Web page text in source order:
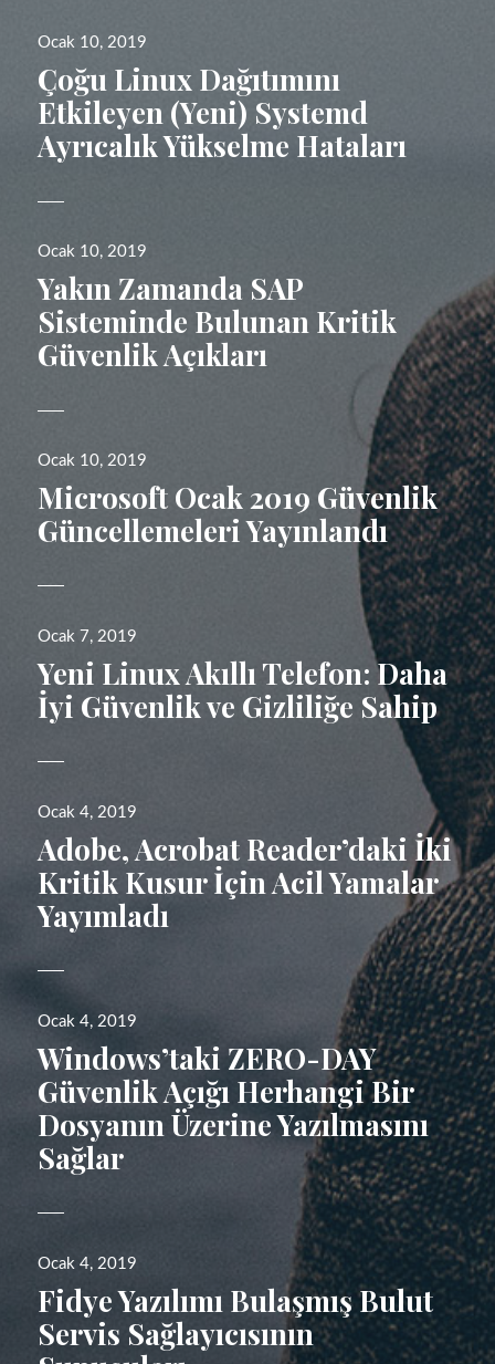
Yayın
tarihi
Ocak 10, 2019
Çoğu Linux Dağıtımını
Etkileyen (Yeni) Systemd
Ayrıcalık Yükselme Hataları
Yayın
tarihi
Ocak 10, 2019
Yakın Zamanda SAP
Sisteminde Bulunan Kritik
Güvenlik Açıkları
Yayın
tarihi
Ocak 10, 2019
Microsoft Ocak 2019 Güvenlik
Güncellemeleri Yayınlandı
Yayın
tarihi
Ocak 7, 2019
Yeni Linux Akıllı Telefon: Daha
İyi Güvenlik ve Gizliliğe Sahip
Yayın
tarihi
Ocak 4, 2019
Adobe, Acrobat Reader’daki İki
Kritik Kusur İçin Acil Yamalar
Yayımladı
Yayın
tarihi
Ocak 4, 2019
Windows’taki ZERO-DAY
Güvenlik Açığı Herhangi Bir
Dosyanın Üzerine Yazılmasını
Sağlar
Yayın
tarihi
Ocak 4, 2019
Fidye Yazılımı Bulaşmış Bulut
Servis Sağlayıcısının